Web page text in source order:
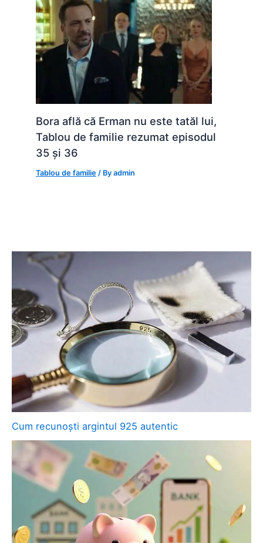
Bora află că Erman nu este tatăl lui,
Tablou de familie rezumat episodul
35 și 36
Tablou de familie / Byadmin
Cum recunoști argintul 925 autentic